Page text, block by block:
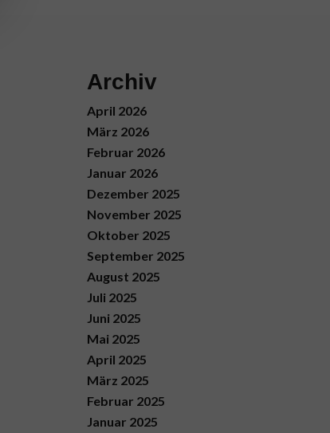
Archiv
April 2026
März 2026
Februar 2026
Januar 2026
Dezember 2025
November 2025
Oktober 2025
September 2025
August 2025
Juli 2025
Juni 2025
Mai 2025
April 2025
März 2025
Februar 2025
Januar 2025